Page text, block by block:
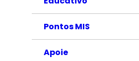
Pontos MIS
Apoie